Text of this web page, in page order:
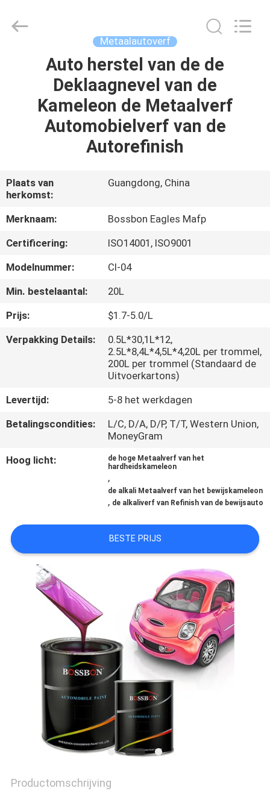
PRODUCTEN
FABRIEKSREIS
KWALITEITSCONTROLE
CONTACTEER
ONS
NIEUWS
OM
EEN
CITAAT
POLICY
Rights
Reserved.
Metaalautoverf
Auto herstel van de de
Deklaagnevel van de
Kameleon de Metaalverf
Automobielverf van de
Autorefinish
Plaats van
herkomst:
Guangdong, China
Merknaam:
Bossbon Eagles Mafp
Certificering:
ISO14001, ISO9001
Modelnummer:
Cl-04
Min. bestelaantal:
20L
Prijs:
$1.7-5.0/L
Verpakking Details:
0.5L*30,1L*12,
2.5L*8,4L*4,5L*4,20L per trommel,
200L per trommel (Standaard de
Uitvoerkartons)
Levertijd:
5-8 het werkdagen
Betalingscondities:
L/C, D/A, D/P, T/T, Western Union,
MoneyGram
Hoog licht:
de hoge Metaalverf van het
hardheidskameleon
,
de alkali Metaalverf van het bewijskameleon
, de alkaliverf van Refinish van de bewijsauto
BESTE PRIJS
Productomschrijving